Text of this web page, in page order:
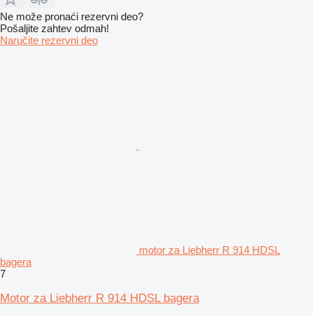
Ne može pronaći rezervni dеo?
Pošaljite zahtev odmah!
Naručite rezervni dеo
motor za Liebherr R 914 HDSL
bagera
7
Motor za Liebherr R 914 HDSL bagera